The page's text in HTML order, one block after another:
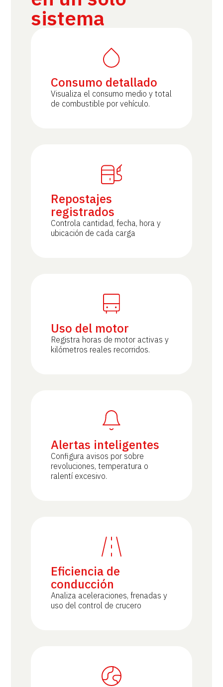
sistema
Consumo detallado
Visualiza el consumo medio y total
de combustible por vehículo.
Repostajes
registrados
Controla cantidad, fecha, hora y
ubicación de cada carga
Uso del motor
Registra horas de motor activas y
kilómetros reales recorridos.
Alertas inteligentes
Configura avisos por sobre
revoluciones, temperatura o
ralentí excesivo.
Eficiencia de
conducción
Analiza aceleraciones, frenadas y
uso del control de crucero